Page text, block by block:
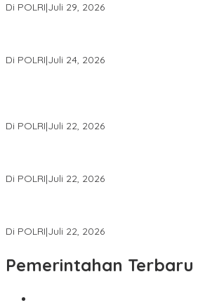
Di POLRI|Juli 29, 2026
Di POLRI|Juli 24, 2026
Di POLRI|Juli 22, 2026
Di POLRI|Juli 22, 2026
Di POLRI|Juli 22, 2026
Pemerintahan Terbaru